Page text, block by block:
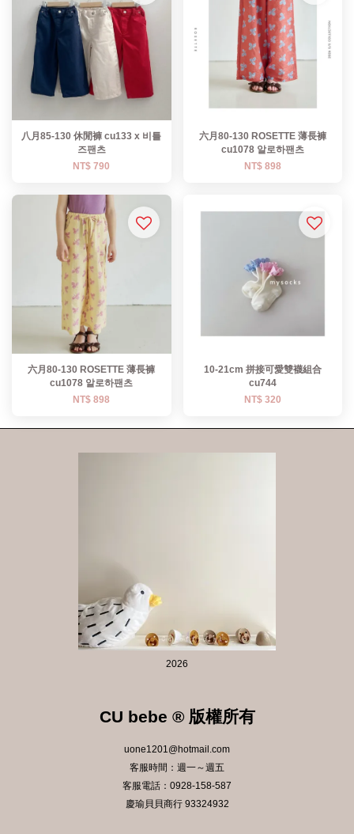
八月85-130 休閒褲 cu133 x 비틀
즈팬츠
NT$ 790
六月80-130 ROSETTE 薄長褲
cu1078 알로하팬츠
NT$ 898
六月80-130 ROSETTE 薄長褲
cu1078 알로하팬츠
NT$ 898
10-21cm 拼接可愛雙襪組合
cu744
NT$ 320
2026
CU bebe ® 版權所有
uone1201@hotmail.com
客服時間：週一～週五
客服電話：0928-158-587
慶瑜貝貝商行 93324932